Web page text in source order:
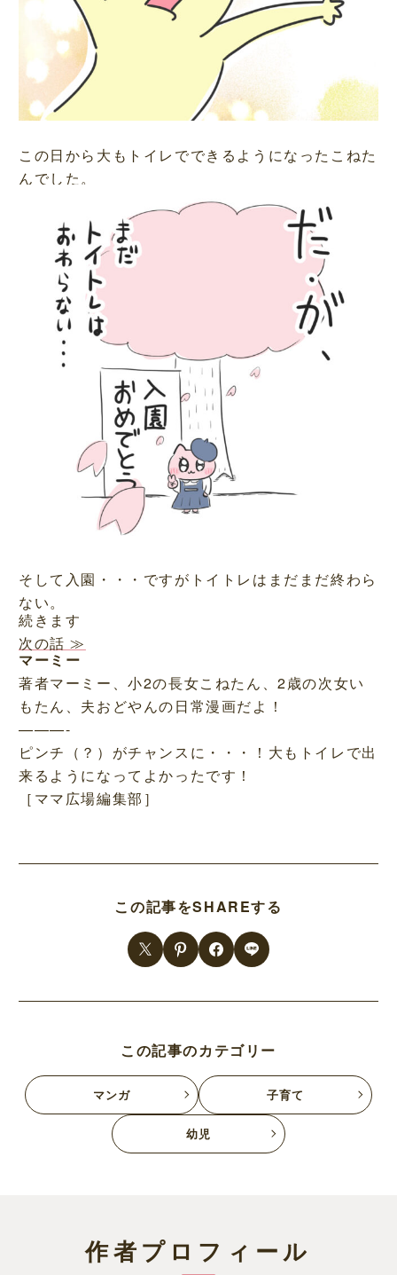
この日から大もトイレでできるようになったこねた
んでした。
そして入園・・・ですがトイトレはまだまだ終わら
ない。
続きます
次の話 ≫
マーミー
著者マーミー、小2の長女こねたん、2歳の次女い
もたん、夫おどやんの日常漫画だよ！
———-
ピンチ（？）がチャンスに・・・！大もトイレで出
来るようになってよかったです！
［ママ広場編集部］
この記事をSHAREする
この記事のカテゴリー
マンガ 子育て
幼児
作者プロフィール